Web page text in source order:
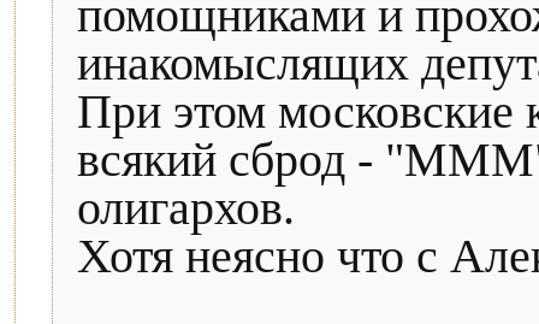
помощниками и
инакомыслящих
При этом московские
всякий сброд -
олигархов.
Хотя неясно что с